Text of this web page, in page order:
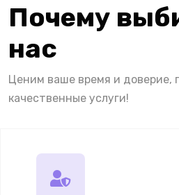
Почему
нас
Ценим ваше время и доверие,
качественные услуги!